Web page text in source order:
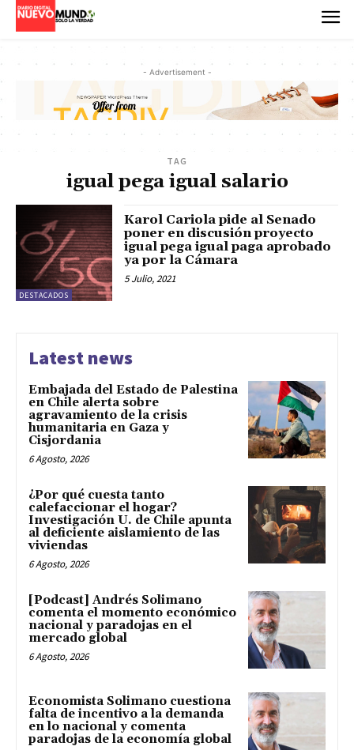
- Advertisement -
TAG
igual pega igual salario
DESTACADOS
Karol Cariola pide al Senado
poner en discusión proyecto
igual pega igual paga aprobado
ya por la Cámara
5 Julio, 2021
Latest news
Embajada del Estado de Palestina
en Chile alerta sobre
agravamiento de la crisis
humanitaria en Gaza y
Cisjordania
6 Agosto, 2026
¿Por qué cuesta tanto
calefaccionar el hogar?
Investigación U. de Chile apunta
al deficiente aislamiento de las
viviendas
6 Agosto, 2026
[Podcast] Andrés Solimano
comenta el momento económico
nacional y paradojas en el
mercado global
6 Agosto, 2026
Economista Solimano cuestiona
falta de incentivo a la demanda
en lo nacional y comenta
paradojas de la economía global